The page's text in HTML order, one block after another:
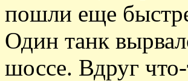
пошли еще
Один танк
шоссе. Вдруг